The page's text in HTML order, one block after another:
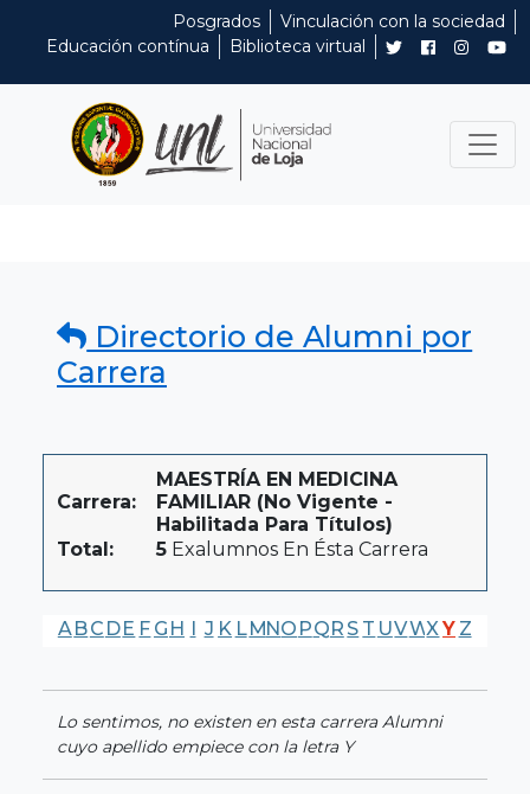
Posgrados
Vinculación con la sociedad
Educación contínua
Biblioteca virtual
Directorio de Alumni por
Carrera
Carrera:
MAESTRÍA EN MEDICINA
FAMILIAR (No Vigente -
Habilitada Para Títulos)
Total:
5 Exalumnos En Ésta Carrera
A BC DE F G H I J K LMNO PQR S T UVWX Y Z
Lo sentimos, no existen en esta carrera Alumni
cuyo apellido empiece con la letra Y